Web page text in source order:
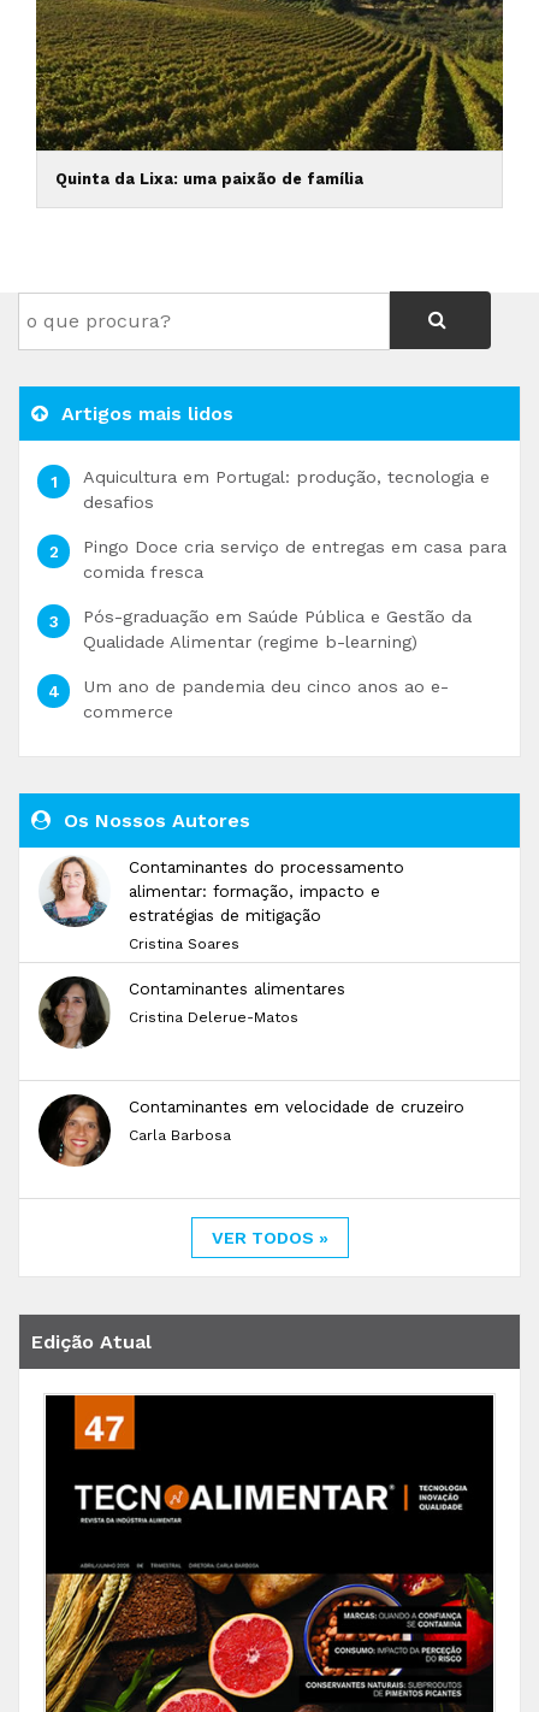
Quinta da Lixa: uma paixão de família
Artigos mais lidos
Aquicultura em Portugal: produção, tecnologia e
desafios
Pingo Doce cria serviço de entregas em casa para
comida fresca
Pós-graduação em Saúde Pública e Gestão da
Qualidade Alimentar (regime b-learning)
Um ano de pandemia deu cinco anos ao e-
commerce
Os Nossos Autores
Contaminantes do processamento
alimentar: formação, impacto e
estratégias de mitigação
Cristina Soares
Contaminantes alimentares
Cristina Delerue-Matos
Contaminantes em velocidade de cruzeiro
Carla Barbosa
VER TODOS »
Edição Atual